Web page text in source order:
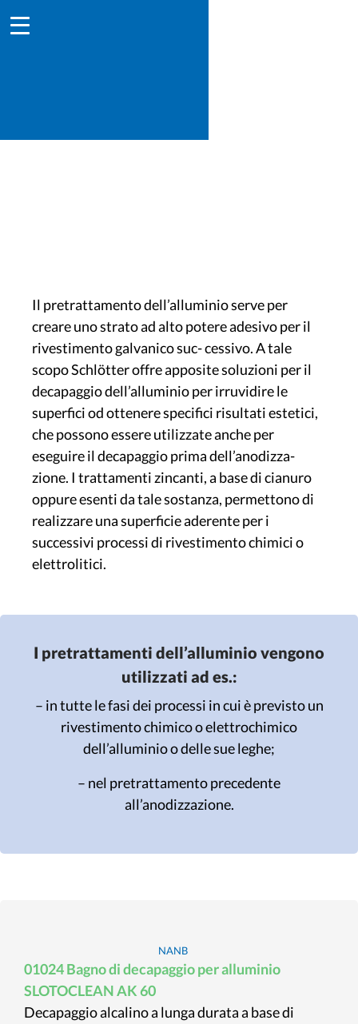
Il pretrattamento dell’alluminio serve per
creare uno strato ad alto potere adesivo per il
rivestimento galvanico suc- cessivo. A tale
scopo Schlötter offre apposite soluzioni per il
decapaggio dell’alluminio per irruvidire le
superfici od ottenere specifici risultati estetici,
che possono essere utilizzate anche per
eseguire il decapaggio prima dell’anodizza-
zione. I trattamenti zincanti, a base di cianuro
oppure esenti da tale sostanza, permettono di
realizzare una superficie aderente per i
successivi processi di rivestimento chimici o
elettrolitici.
I pretrattamenti dell’alluminio vengono
utilizzati ad es.:
– in tutte le fasi dei processi in cui è previsto un
rivestimento chimico o elettrochimico
dell’alluminio o delle sue leghe;
– nel pretrattamento precedente
all’anodizzazione.
NANB
01024 Bagno di decapaggio per alluminio
SLOTOCLEAN AK 60
Decapaggio alcalino a lunga durata a base di